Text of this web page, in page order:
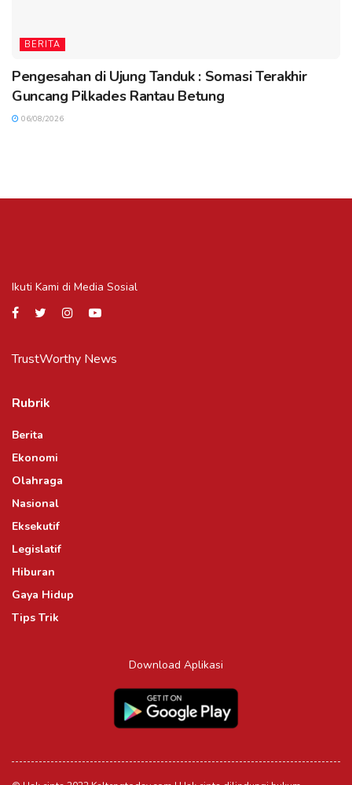
BERITA
Pengesahan di Ujung Tanduk : Somasi Terakhir
Guncang Pilkades Rantau Betung
06/08/2026
Ikuti Kami di Media Sosial
TrustWorthy News
Rubrik
Berita
Ekonomi
Olahraga
Nasional
Eksekutif
Legislatif
Hiburan
Gaya Hidup
Tips Trik
Download Aplikasi